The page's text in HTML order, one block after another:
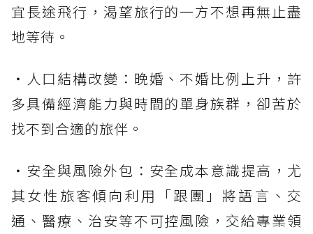
宜長途飛行，渴望旅行的一方不想再無止盡
地等待。
・人口結構改變：晚婚、不婚比例上升，許
多具備經濟能力與時間的單身族群，卻苦於
找不到合適的旅伴。
・安全與風險外包：安全成本意識提高，尤
其女性旅客傾向利用「跟團」將語言、交
通、醫療、治安等不可控風險，交給專業領